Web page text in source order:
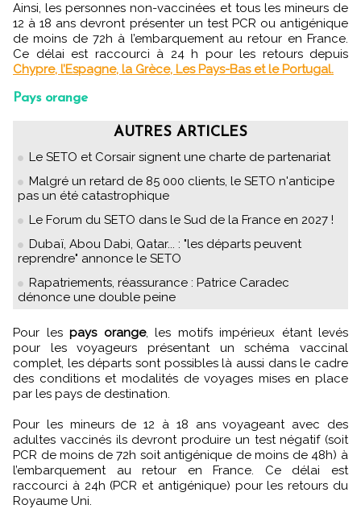
Ainsi, les personnes non-vaccinées et tous les mineurs de
12 à 18 ans devront présenter un test PCR ou antigénique
de moins de 72h à l’embarquement au retour en France.
Ce délai est raccourci à 24 h pour les retours depuis
Chypre, l’Espagne, la Grèce, Les Pays-Bas et le Portugal.
Pays orange
AUTRES ARTICLES
Le SETO et Corsair signent une charte de partenariat
Malgré un retard de 85 000 clients, le SETO n'anticipe
pas un été catastrophique
Le Forum du SETO dans le Sud de la France en 2027 !
Dubaï, Abou Dabi, Qatar... : "les départs peuvent
reprendre" annonce le SETO
Rapatriements, réassurance : Patrice Caradec
dénonce une double peine
Pour les pays orange, les motifs impérieux étant levés
pour les voyageurs présentant un schéma vaccinal
complet, les départs sont possibles là aussi dans le cadre
des conditions et modalités de voyages mises en place
par les pays de destination.
Pour les mineurs de 12 à 18 ans voyageant avec des
adultes vaccinés ils devront produire un test négatif (soit
PCR de moins de 72h soit antigénique de moins de 48h) à
l’embarquement au retour en France. Ce délai est
raccourci à 24h (PCR et antigénique) pour les retours du
Royaume Uni.